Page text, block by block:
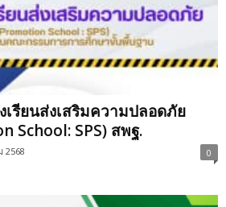
รียนส่งเสริมความปลอดภัย
School: SPS) สพฐ.
2568 0